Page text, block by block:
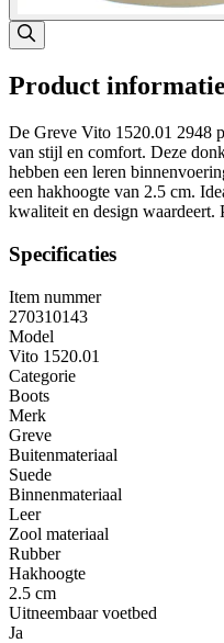
Product informatie
De Greve Vito 1520.01 2948
van stijl en comfort. Deze
hebben een leren
een hakhoogte van 2.5 cm.
kwaliteit en design waardeert.
Specificaties
Item nummer
270310143
Model
Vito 1520.01
Categorie
Boots
Merk
Greve
Buitenmateriaal
Suede
Binnenmateriaal
Leer
Zool materiaal
Rubber
Hakhoogte
2.5 cm
Uitneembaar voetbed
Ja